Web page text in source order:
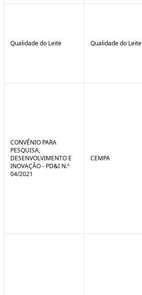
Qualidade do Leite Qualidade do Leite
CONVÊNIO PARA
PESQUISA,
DESENVOLVIMENTO E
INOVAÇÃO - PD&I N.º
04/2021
CEMPA